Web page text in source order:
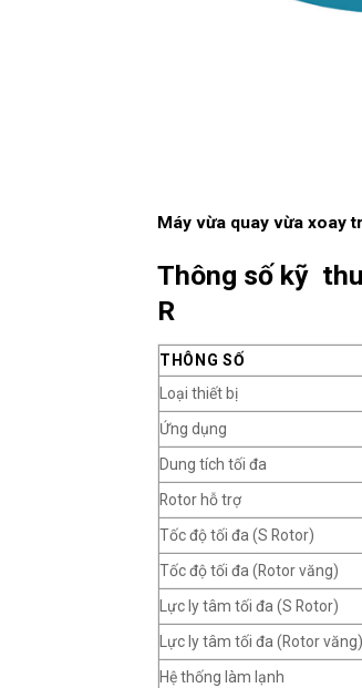
Máy vừa quay vừa xoay
Thông số kỹ
R
THÔNG SỐ
Loại thiết bị
Ứng dụng
Dung tích tối đa
Rotor hỗ trợ
Tốc độ tối đa (S Rotor)
Tốc độ tối đa (Rotor văng)
Lực ly tâm tối đa (S Rotor)
Lực ly tâm tối đa (Rotor văng)
Hệ thống làm lạnh